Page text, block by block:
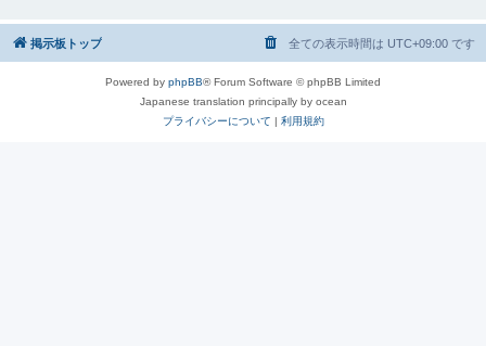
掲示板トップ 全ての表示時間は UTC+09:00 です
Powered by phpBB® Forum Software © phpBB Limited
Japanese translation principally by ocean
プライバシーについて | 利用規約